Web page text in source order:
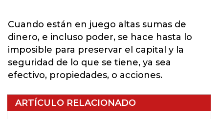
Cuando están en juego altas sumas de
dinero, e incluso poder, se hace hasta lo
imposible para preservar el capital y la
seguridad de lo que se tiene, ya sea
efectivo, propiedades, o acciones.
ARTÍCULO RELACIONADO